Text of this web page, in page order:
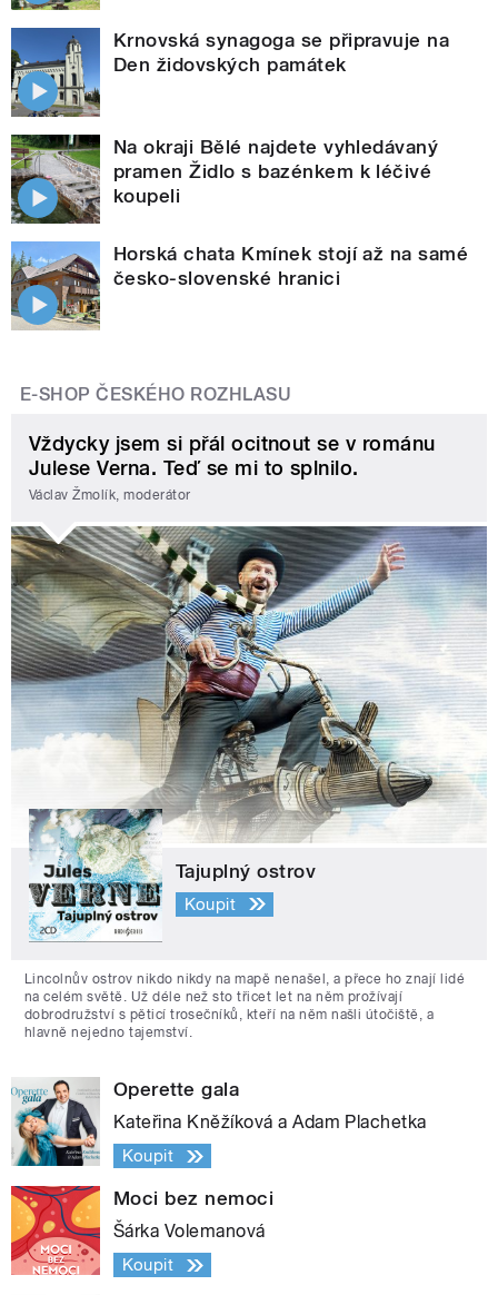
Krnovská synagoga se připravuje na
Den židovských památek
Na okraji Bělé najdete vyhledávaný
pramen Židlo s bazénkem k léčivé
koupeli
Horská chata Kmínek stojí až na samé
česko-slovenské hranici
E-SHOP ČESKÉHO ROZHLASU
Vždycky jsem si přál ocitnout se v románu
Julese Verna. Teď se mi to splnilo.
Václav Žmolík, moderátor
Tajuplný ostrov
Koupit
Lincolnův ostrov nikdo nikdy na mapě nenašel, a přece ho znají lidé
na celém světě. Už déle než sto třicet let na něm prožívají
dobrodružství s pěticí trosečníků, kteří na něm našli útočiště, a
hlavně nejedno tajemství.
Operette gala
Kateřina Kněžíková a Adam Plachetka
Koupit
Moci bez nemoci
Šárka Volemanová
Koupit